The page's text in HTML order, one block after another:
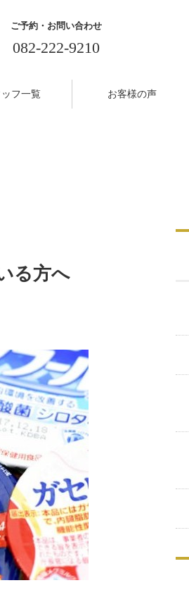
ご予約・お問い合わせ
082-222-9210
フ一覧 お客様の声
る方へ